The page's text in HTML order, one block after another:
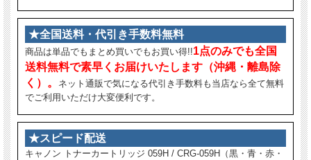
★全国送料・代引き手数料無料
商品は単品でもまとめ買いでもお買い得!!1点のみでも全国
送料無料で素早くお届けいたします（沖縄・離島除
く）。
ネット通販で気になる代引き手数料も当店なら全て無料
でご利用いただけ大変便利です。
★スピード配送
キャノン トナーカートリッジ 059H / CRG-059H（黒・青・赤・